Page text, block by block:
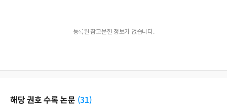
등록된 참고문헌 정보가 없습니다.
해당 권호 수록 논문 (31)